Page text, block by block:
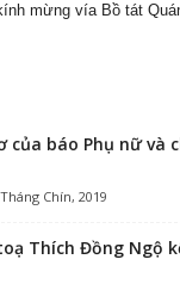
mừng vía Bồ tát
của báo Phụ nữ và
Chín, 2019
Thích Đồng Ngộ